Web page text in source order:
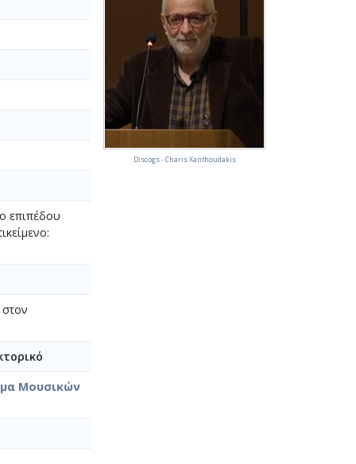
επιπέδου
Μουσικών
Discogs - Charis Xanthoudakis